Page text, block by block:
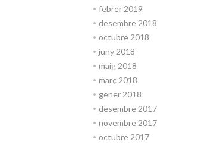
febrer 2019
desembre 2018
octubre 2018
juny 2018
maig 2018
març 2018
gener 2018
desembre 2017
novembre 2017
octubre 2017